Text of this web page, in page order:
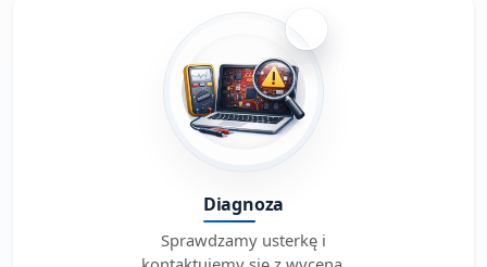
Diagnoza
Sprawdzamy usterkę i